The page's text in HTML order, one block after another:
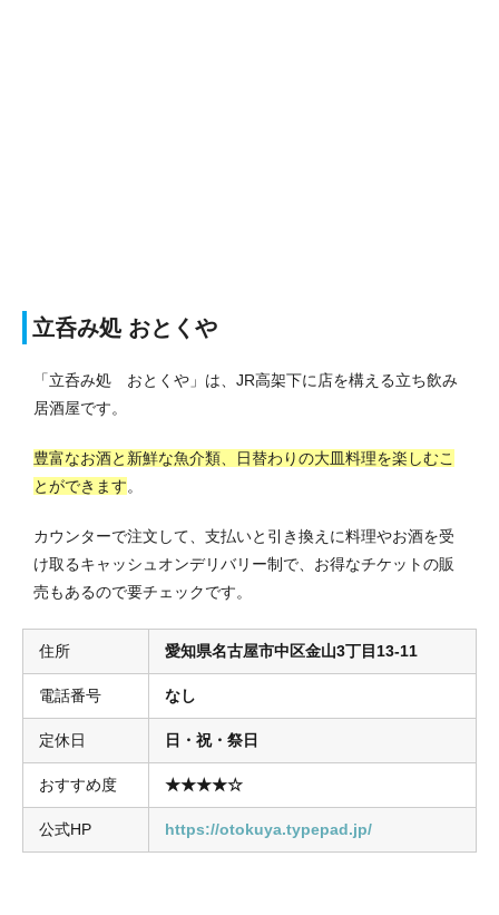
立呑み処 おとくや
「立呑み処 おとくや」は、JR高架下に店を構える立ち飲み
居酒屋です。
豊富なお酒と新鮮な魚介類、日替わりの大皿料理を楽しむこ
とができます。
カウンターで注文して、支払いと引き換えに料理やお酒を受
け取るキャッシュオンデリバリー制で、お得なチケットの販
売もあるので要チェックです。
住所 愛知県名古屋市中区金山3丁目13-11
電話番号 なし
定休日 日・祝・祭日
おすすめ度 ★★★★☆
公式HP https://otokuya.typepad.jp/